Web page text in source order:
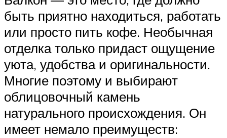
быть приятно находиться, работать
или просто пить кофе. Необычная
отделка только придаст ощущение
уюта, удобства и оригинальности.
Многие поэтому и выбирают
облицовочный камень
натурального происхождения. Он
имеет немало преимуществ: